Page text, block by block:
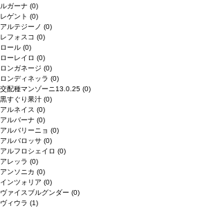
ルガーナ (0)
レゲント (0)
アルテジーノ (0)
レフォスコ (0)
ロール (0)
ローレイロ (0)
ロンガネージ (0)
ロンディネッラ (0)
交配種マンゾーニ13.0.25 (0)
黒すぐり果汁 (0)
アルネイス (0)
アルバーナ (0)
アルバリーニョ (0)
アルバロッサ (0)
アルフロシェイロ (0)
アレッラ (0)
アンソニカ (0)
インツォリア (0)
ヴァイスブルグンダー (0)
ヴィウラ (1)